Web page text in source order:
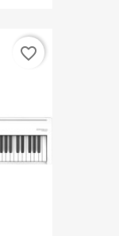
favorite_border